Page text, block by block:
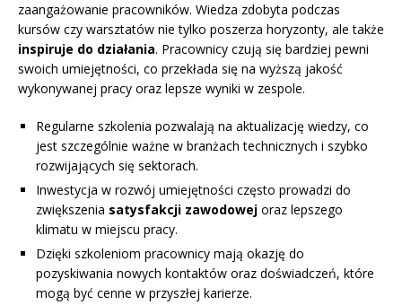
zaangażowanie pracowników. Wiedza zdobyta podczas
kursów czy warsztatów nie tylko poszerza horyzonty, ale także
inspiruje do działania. Pracownicy czują się bardziej pewni
swoich umiejętności, co przekłada się na wyższą jakość
wykonywanej pracy oraz lepsze wyniki w zespole.
Regularne szkolenia pozwalają na aktualizację wiedzy, co
jest szczególnie ważne w branżach technicznych i szybko
rozwijających się sektorach.
Inwestycja w rozwój umiejętności często prowadzi do
zwiększenia satysfakcji zawodowej oraz lepszego
klimatu w miejscu pracy.
Dzięki szkoleniom pracownicy mają okazję do
pozyskiwania nowych kontaktów oraz doświadczeń, które
mogą być cenne w przyszłej karierze.